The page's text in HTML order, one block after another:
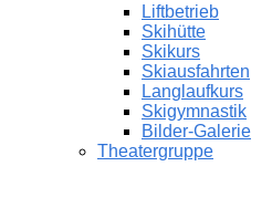
Liftbetrieb
Skihütte
Skikurs
Skiausfahrten
Langlaufkurs
Skigymnastik
Bilder-Galerie
Theatergruppe